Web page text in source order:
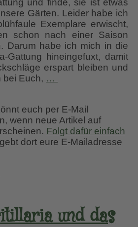
und finde, sie ist etwas
Gärten. Leider habe ich
Exemplare erwischt,
schon nach einer Saison
Darum habe ich mich in die
Gattung hineingefuxt, damit
erspart bleiben und
bei Euch, …
und
Kaiserkrone
euch per E-Mail
wenn neue Artikel auf
Folgt dafür einfach
dort eure E-Mailadresse
und das